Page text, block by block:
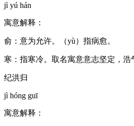
jì yú hán
寓意解释：
俞：意为允许。（yù）指病愈。
寒：指寒冷。取名寓意意志坚定，浩
纪洪归
jì hóng guī
寓意解释：